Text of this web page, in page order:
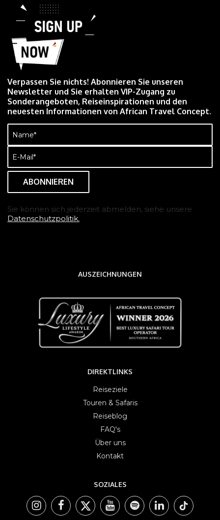
Verpassen Sie nichts! Abonnieren Sie unseren
Newsletter und Sie erhalten VIP-Zugang zu
Sonderangeboten, Reiseinspirationen und den
neuesten Informationen von African Travel Concept.
Name
(erforderlich)
E-
Mail
(erforderlich)
Sie können sich jederzeit abmelden, siehe unsere
Datenschutzpolitik.
AUSZEICHNUNGEN
DIREKTLINKS
Reiseziele
Touren & Safaris
Reiseblog
FAQ's
Über uns
Kontakt
SOZIALES